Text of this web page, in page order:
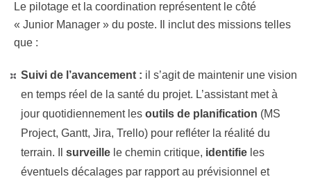
Le pilotage et la coordination représentent le côté
« Junior Manager » du poste. Il inclut des missions telles
que :
Suivi de l’avancement : il s’agit de maintenir une vision
en temps réel de la santé du projet. L’assistant met à
jour quotidiennement les outils de planification (MS
Project, Gantt, Jira, Trello) pour refléter la réalité du
terrain. Il surveille le chemin critique, identifie les
éventuels décalages par rapport au prévisionnel et